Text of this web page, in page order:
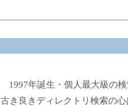
1997年誕生・個人最大級の
古き良きディレクトリ検索の